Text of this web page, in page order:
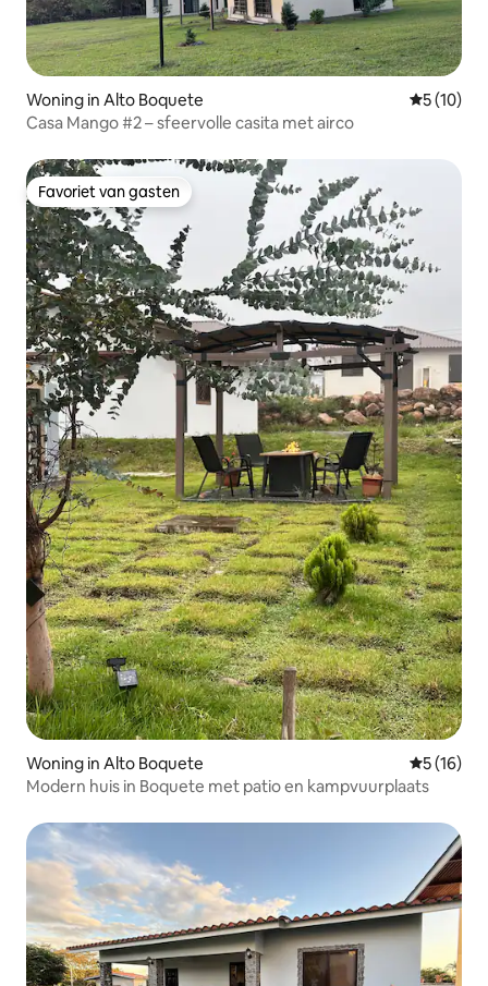
Woning in Alto Boquete
5 (10)
Casa Mango #2 – sfeervolle casita met airco
Favoriet van gasten
Favoriet van gasten
Woning in Alto Boquete
5 (16)
Modern huis in Boquete met patio en kampvuurplaats